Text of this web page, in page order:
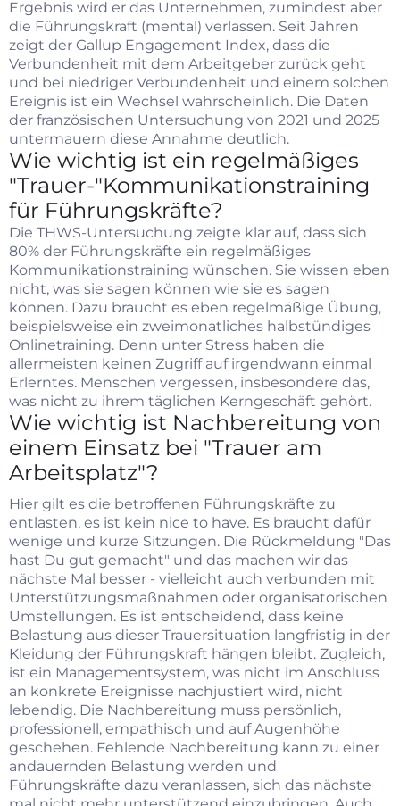
Ergebnis wird er das Unternehmen, zumindest aber
die Führungskraft (mental) verlassen. Seit Jahren
zeigt der Gallup Engagement Index, dass die
Verbundenheit mit dem Arbeitgeber zurück geht
und bei niedriger Verbundenheit und einem solchen
Ereignis ist ein Wechsel wahrscheinlich. Die Daten
der französischen Untersuchung von 2021 und 2025
untermauern diese Annahme deutlich.
Wie wichtig ist ein regelmäßiges
"Trauer-"Kommunikationstraining
für Führungskräfte?
Die THWS-Untersuchung zeigte klar auf, dass sich
80% der Führungskräfte ein regelmäßiges
Kommunikationstraining wünschen. Sie wissen eben
nicht, was sie sagen können wie sie es sagen
können. Dazu braucht es eben regelmäßige Übung,
beispielsweise ein zweimonatliches halbstündiges
Onlinetraining. Denn unter Stress haben die
allermeisten keinen Zugriff auf irgendwann einmal
Erlerntes. Menschen vergessen, insbesondere das,
was nicht zu ihrem täglichen Kerngeschäft gehört.
Wie wichtig ist Nachbereitung von
einem Einsatz bei "Trauer am
Arbeitsplatz"?
Hier gilt es die betroffenen Führungskräfte zu
entlasten, es ist kein nice to have. Es braucht dafür
wenige und kurze Sitzungen. Die Rückmeldung "Das
hast Du gut gemacht" und das machen wir das
nächste Mal besser - vielleicht auch verbunden mit
Unterstützungsmaßnahmen oder organisatorischen
Umstellungen. Es ist entscheidend, dass keine
Belastung aus dieser Trauersituation langfristig in der
Kleidung der Führungskraft hängen bleibt. Zugleich,
ist ein Managementsystem, was nicht im Anschluss
an konkrete Ereignisse nachjustiert wird, nicht
lebendig. Die Nachbereitung muss persönlich,
professionell, empathisch und auf Augenhöhe
geschehen. Fehlende Nachbereitung kann zu einer
andauernden Belastung werden und
Führungskräfte dazu veranlassen, sich das nächste